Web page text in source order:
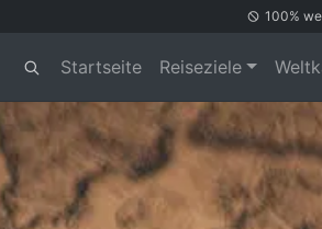
100%
Startseite Reiseziele